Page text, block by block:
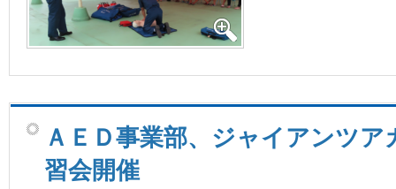
ＡＥＤ事業部、ジャイアンツア
習会開催